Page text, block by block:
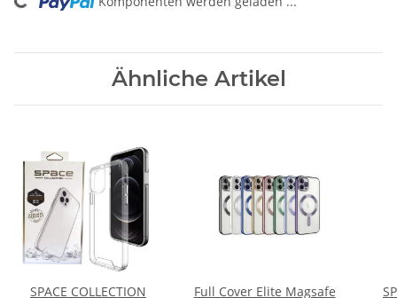
Loading...
Ähnliche Artikel
SPACE COLLECTION
Full Cover Elite Magsafe